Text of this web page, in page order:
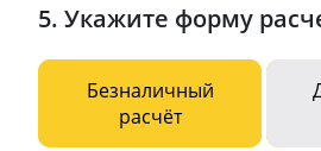
5. Укажите форму
Безналичный
расчёт